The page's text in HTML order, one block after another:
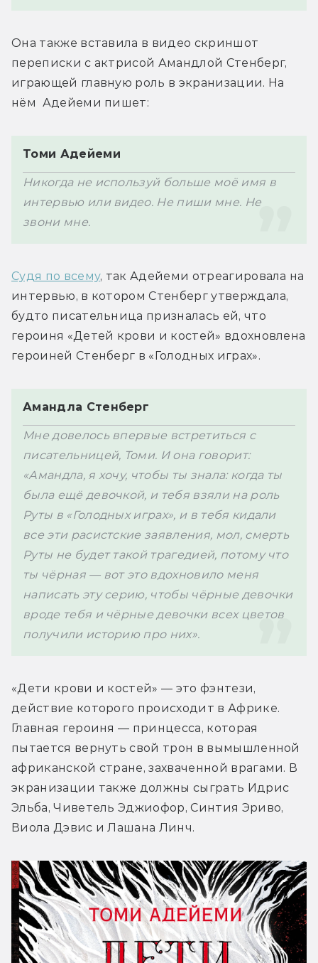
Она также вставила в видео скриншот
переписки с актрисой Амандлой Стенберг,
играющей главную роль в экранизации. На
Томи Адейеми
Никогда не используй больше моё имя в
интервью или видео. Не пиши мне. Не
Судя по всему, так Адейеми отреагировала на
интервью, в котором Стенберг утверждала,
будто писательница призналась ей, что
героиня «Детей крови и костей» вдохновлена
Амандла Стенберг
Мне довелось впервые встретиться с
писательницей, Томи. И она говорит:
«Амандла, я хочу, чтобы ты знала: когда ты
была ещё девочкой, и тебя взяли на роль
Руты в «Голодных играх», и в тебя кидали
Руты не будет такой трагедией, потому что
ты чёрная — вот это вдохновило меня
написать эту серию, чтобы чёрные девочки
вроде тебя и чёрные девочки всех цветов
получили историю про них».
«Дети крови и костей» — это фэнтези,
действие которого происходит в Африке.
Главная героиня — принцесса, которая
пытается вернуть свой трон в вымышленной
африканской стране, захваченной врагами. В
экранизации также должны сыграть Идрис
Эльба, Чиветель Эджиофор, Синтия Эриво,